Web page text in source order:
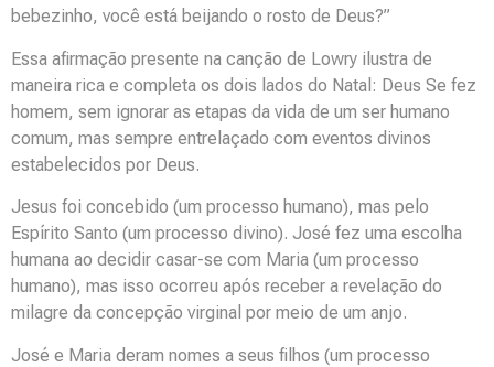
bebezinho, você está beijando o rosto de Deus?”
Essa afirmação presente na canção de Lowry ilustra de
maneira rica e completa os dois lados do Natal: Deus Se fez
homem, sem ignorar as etapas da vida de um ser humano
comum, mas sempre entrelaçado com eventos divinos
estabelecidos por Deus.
Jesus foi concebido (um processo humano), mas pelo
Espírito Santo (um processo divino). José fez uma escolha
humana ao decidir casar-se com Maria (um processo
humano), mas isso ocorreu após receber a revelação do
milagre da concepção virginal por meio de um anjo.
José e Maria deram nomes a seus filhos (um processo